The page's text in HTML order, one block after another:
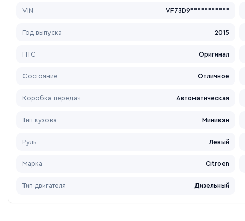
VIN VF73D9***********
Год выпуска 2015
ПТС Оригинал
Состояние Отличное
Коробка передач Автоматическая
Тип кузова Минивэн
Руль Левый
Марка Citroen
Тип двигателя Дизельный